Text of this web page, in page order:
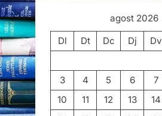
agost 2026
Dl
Dt Dc Dj Dv
3
4 5 6 7
10
11 12 13 14